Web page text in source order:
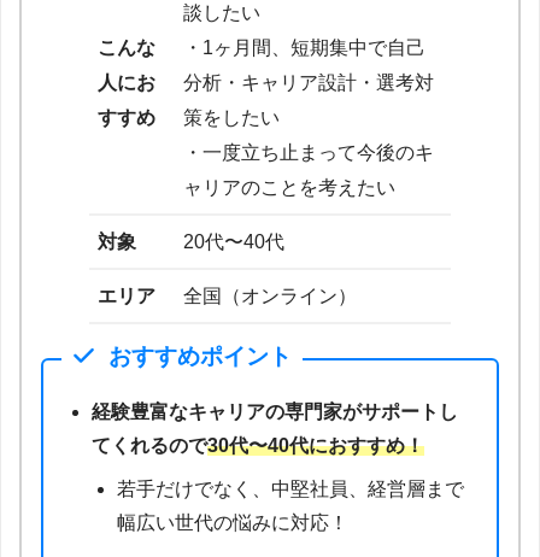
こんな
人にお
すすめ
談したい
・1ヶ月間、短期集中で自己
分析・キャリア設計・選考対
策をしたい
・一度立ち止まって今後のキ
ャリアのことを考えたい
対象 20代〜40代
エリア 全国（オンライン）
おすすめポイント
経験豊富なキャリアの専門家がサポートし
てくれるので30代〜40代におすすめ！
若手だけでなく、中堅社員、経営層まで
幅広い世代の悩みに対応！